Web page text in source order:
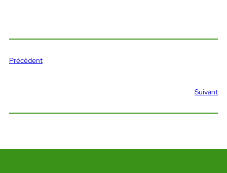
Précédent
Suivant